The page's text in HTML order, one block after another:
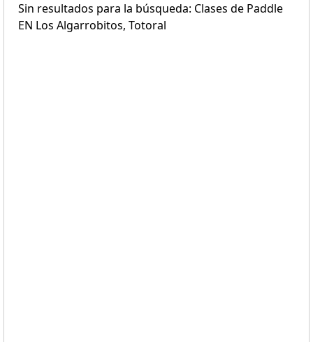
Sin resultados para la búsqueda: Clases de Paddle
EN Los Algarrobitos, Totoral